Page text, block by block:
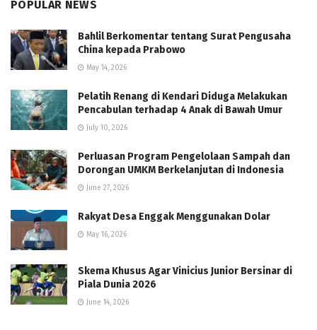
POPULAR NEWS
Bahlil Berkomentar tentang Surat Pengusaha
China kepada Prabowo
May 14, 2026
Pelatih Renang di Kendari Diduga Melakukan
Pencabulan terhadap 4 Anak di Bawah Umur
July 10, 2026
Perluasan Program Pengelolaan Sampah dan
Dorongan UMKM Berkelanjutan di Indonesia
June 27, 2026
Rakyat Desa Enggak Menggunakan Dolar
May 16, 2026
Skema Khusus Agar Vinicius Junior Bersinar di
Piala Dunia 2026
June 14, 2026